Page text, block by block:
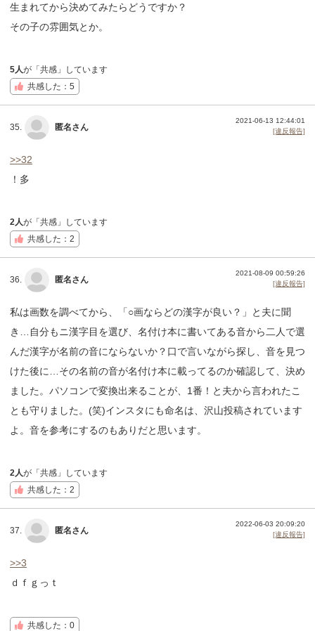
生まれてから決めてみたらどうですか？
その子の雰囲気とか。
5人が「共感」しています
共感した：5
35. 匿名さん
2021-06-13 12:44:01
[違反報告]
>>32
！多
2人が「共感」しています
共感した：2
36. 匿名さん
2021-08-09 00:59:26
[違反報告]
私は画数を調べてから、「○画ならどの漢字が良い？」と夫に聞
き…自分もニ漢字目を選び、名付け本に書いてある音から二人で選
んだ漢字が名前の音にならないか？口で言いながら探し、音を見つ
けた後に…その名前の音が名付け本に載ってるのか確認して、決め
ました。パソコンで変換出来ることが、1番！と夫から言われたこ
とも守りました。(笑)インスタにも命名は、沢山投稿されています
よ。音を参考にするのもありだと思います。
2人が「共感」しています
共感した：2
37. 匿名さん
2022-06-03 20:09:20
[違反報告]
>>3
ｄｆｇっｔ
共感した：0